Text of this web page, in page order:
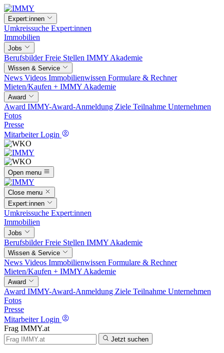
Expert:innen
Umkreissuche Expert:innen
Immobilien
Jobs
BerufsbilderFreie Stellen IMMY Akademie
Wissen & Service
News Videos Immobilienwissen Formulare & Rechner
Mieten/Kaufen + IMMY Akademie
Award
Award IMMY-Award-Anmeldung Ziele Teilnahme Unternehmen
Fotos
Presse
Mitarbeiter Login
Open menu
Close menu
Expert:innen
Umkreissuche Expert:innen
Immobilien
Jobs
BerufsbilderFreie Stellen IMMY Akademie
Wissen & Service
News Videos Immobilienwissen Formulare & Rechner
Mieten/Kaufen + IMMY Akademie
Award
Award IMMY-Award-Anmeldung Ziele Teilnahme Unternehmen
Fotos
Presse
Mitarbeiter Login
Frag IMMY.at
Jetzt suchen